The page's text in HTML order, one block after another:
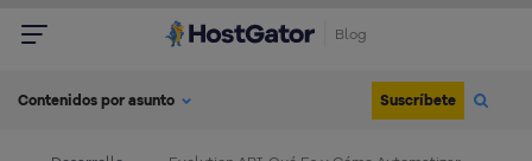
Blog
Contenidos por asunto Suscríbete